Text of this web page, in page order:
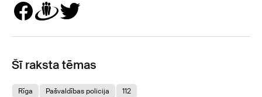
Šī raksta tēmas
Rīga Pašvaldības policija 112